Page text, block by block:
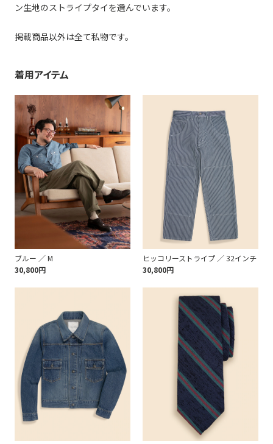
ン生地のストライプタイを選んでいます。
掲載商品以外は全て私物です。
着用アイテム
ブルー ／ M
30,800円
ヒッコリーストライプ ／ 32インチ
30,800円